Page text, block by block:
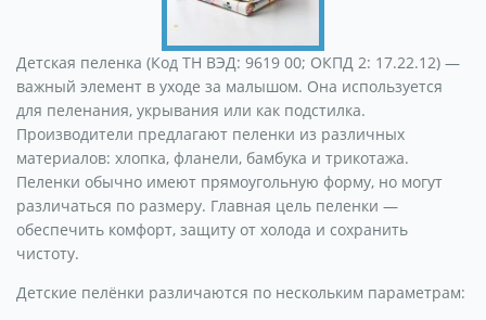
Детская пеленка (Код ТН ВЭД: 9619 00; ОКПД 2: 17.22.12) —
важный элемент в уходе за малышом. Она используется
для пеленания, укрывания или как подстилка.
Производители предлагают пеленки из различных
материалов: хлопка, фланели, бамбука и трикотажа.
Пеленки обычно имеют прямоугольную форму, но могут
различаться по размеру. Главная цель пеленки —
обеспечить комфорт, защиту от холода и сохранить
чистоту.
Детские пелёнки различаются по нескольким параметрам: